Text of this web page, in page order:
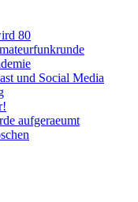
80
und Social Media
aufgeraeumt